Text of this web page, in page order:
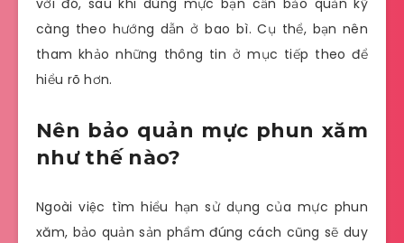
với đó, sau khi dùng mực bạn cần bảo quản kỹ
càng theo hướng dẫn ở bao bì. Cụ thể, bạn nên
tham khảo những thông tin ở mục tiếp theo để
hiểu rõ hơn.
Nên bảo quản mực phun xăm
như thế nào?
Ngoài việc tìm hiểu hạn sử dụng của mực phun
xăm, bảo quản sản phẩm đúng cách cũng sẽ duy